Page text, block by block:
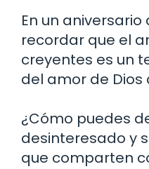
En un
recordar que el
creyentes es un
del amor de Dios
¿Cómo puedes
desinteresado y
que comparten